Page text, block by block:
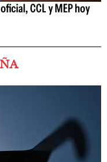
CCL y MEP hoy